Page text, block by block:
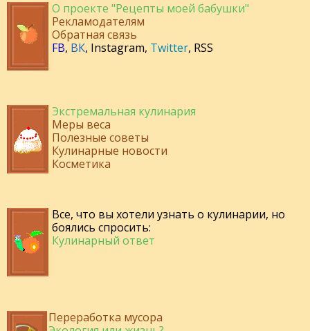
О проекте "Рецепты моей бабушки"
Рекламодателям
Обратная связь
FB, ВК, Instagram, Twitter, RSS
Экстремальная кулинария
Меры веса
Полезные советы
Кулинарные новости
Косметика
Все, что вы хотели узнать о кулинарии, но
боялись спросить:
Кулинарный ответ
Переработка мусора